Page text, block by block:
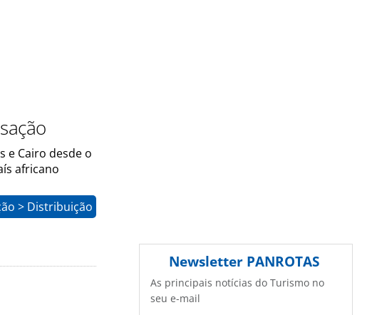
e Cairo desde o
africano
> Distribuição
Newsletter PANROTAS
As principais notícias do Turismo no
seu e-mail